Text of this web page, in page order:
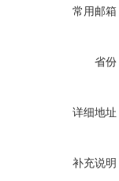
常用邮箱
省份
详细地址
补充说明